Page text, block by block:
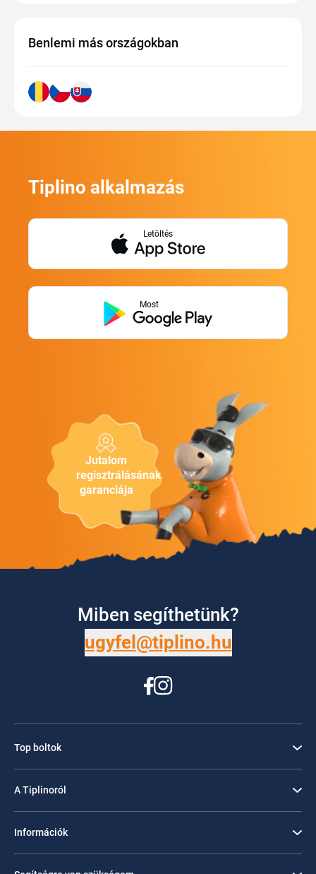
Benlemi más országokban
Jutalom
regisztrálásának
garanciája
Tiplino alkalmazás
Letöltés
Most
Miben segíthetünk?
ugyfel@tiplino.hu
Top boltok
A Tiplinoról
Információk